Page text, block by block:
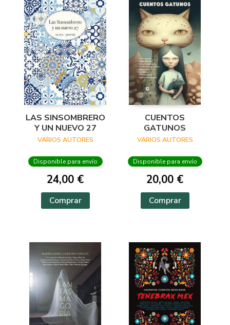
LAS SINSOMBRERO
Y UN NUEVO 27
VARIOS AUTORES
Disponible para envío
24,00 €
Comprar
CUENTOS
GATUNOS
VARIOS AUTORES
Disponible para envío
20,00 €
Comprar